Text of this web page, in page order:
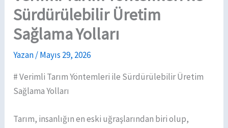
Sürdürülebilir Üretim
Sağlama Yolları
Yazan/Mayıs 29, 2026
# Verimli Tarım Yöntemleri ile Sürdürülebilir Üretim
Sağlama Yolları
Tarım, insanlığın en eski uğraşlarından biri olup,